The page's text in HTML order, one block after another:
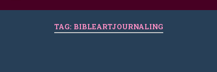
TAG: BIBLEARTJOURNALING